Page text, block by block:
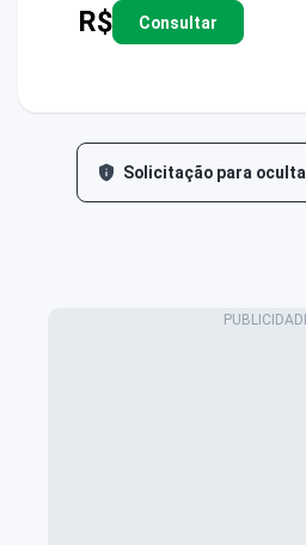
R$ Consultar
Solicitação para